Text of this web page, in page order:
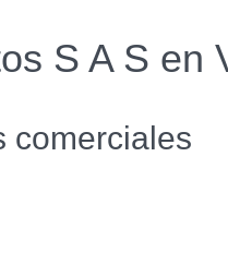
S A S en
comerciales